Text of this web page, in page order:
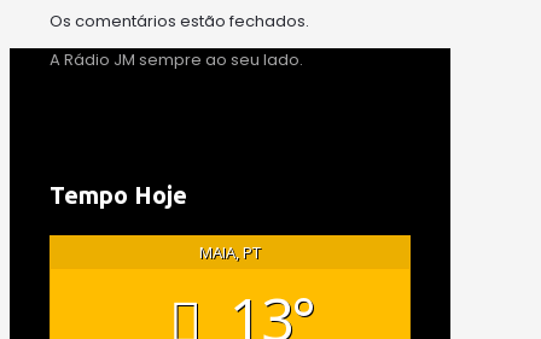
Os comentários estão fechados.
A Rádio JM sempre ao seu lado.
Tempo Hoje
MAIA, PT
13°